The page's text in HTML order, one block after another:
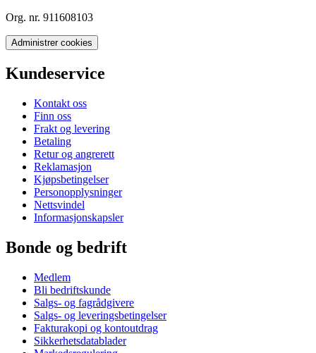
Org. nr. 911608103
Administrer cookies
Kundeservice
Kontakt oss
Finn oss
Frakt og levering
Betaling
Retur og angrerett
Reklamasjon
Kjøpsbetingelser
Personopplysninger
Nettsvindel
Informasjonskapsler
Bonde og bedrift
Medlem
Bli bedriftskunde
Salgs- og fagrådgivere
Salgs- og leveringsbetingelser
Fakturakopi og kontoutdrag
Sikkerhetsdatablader